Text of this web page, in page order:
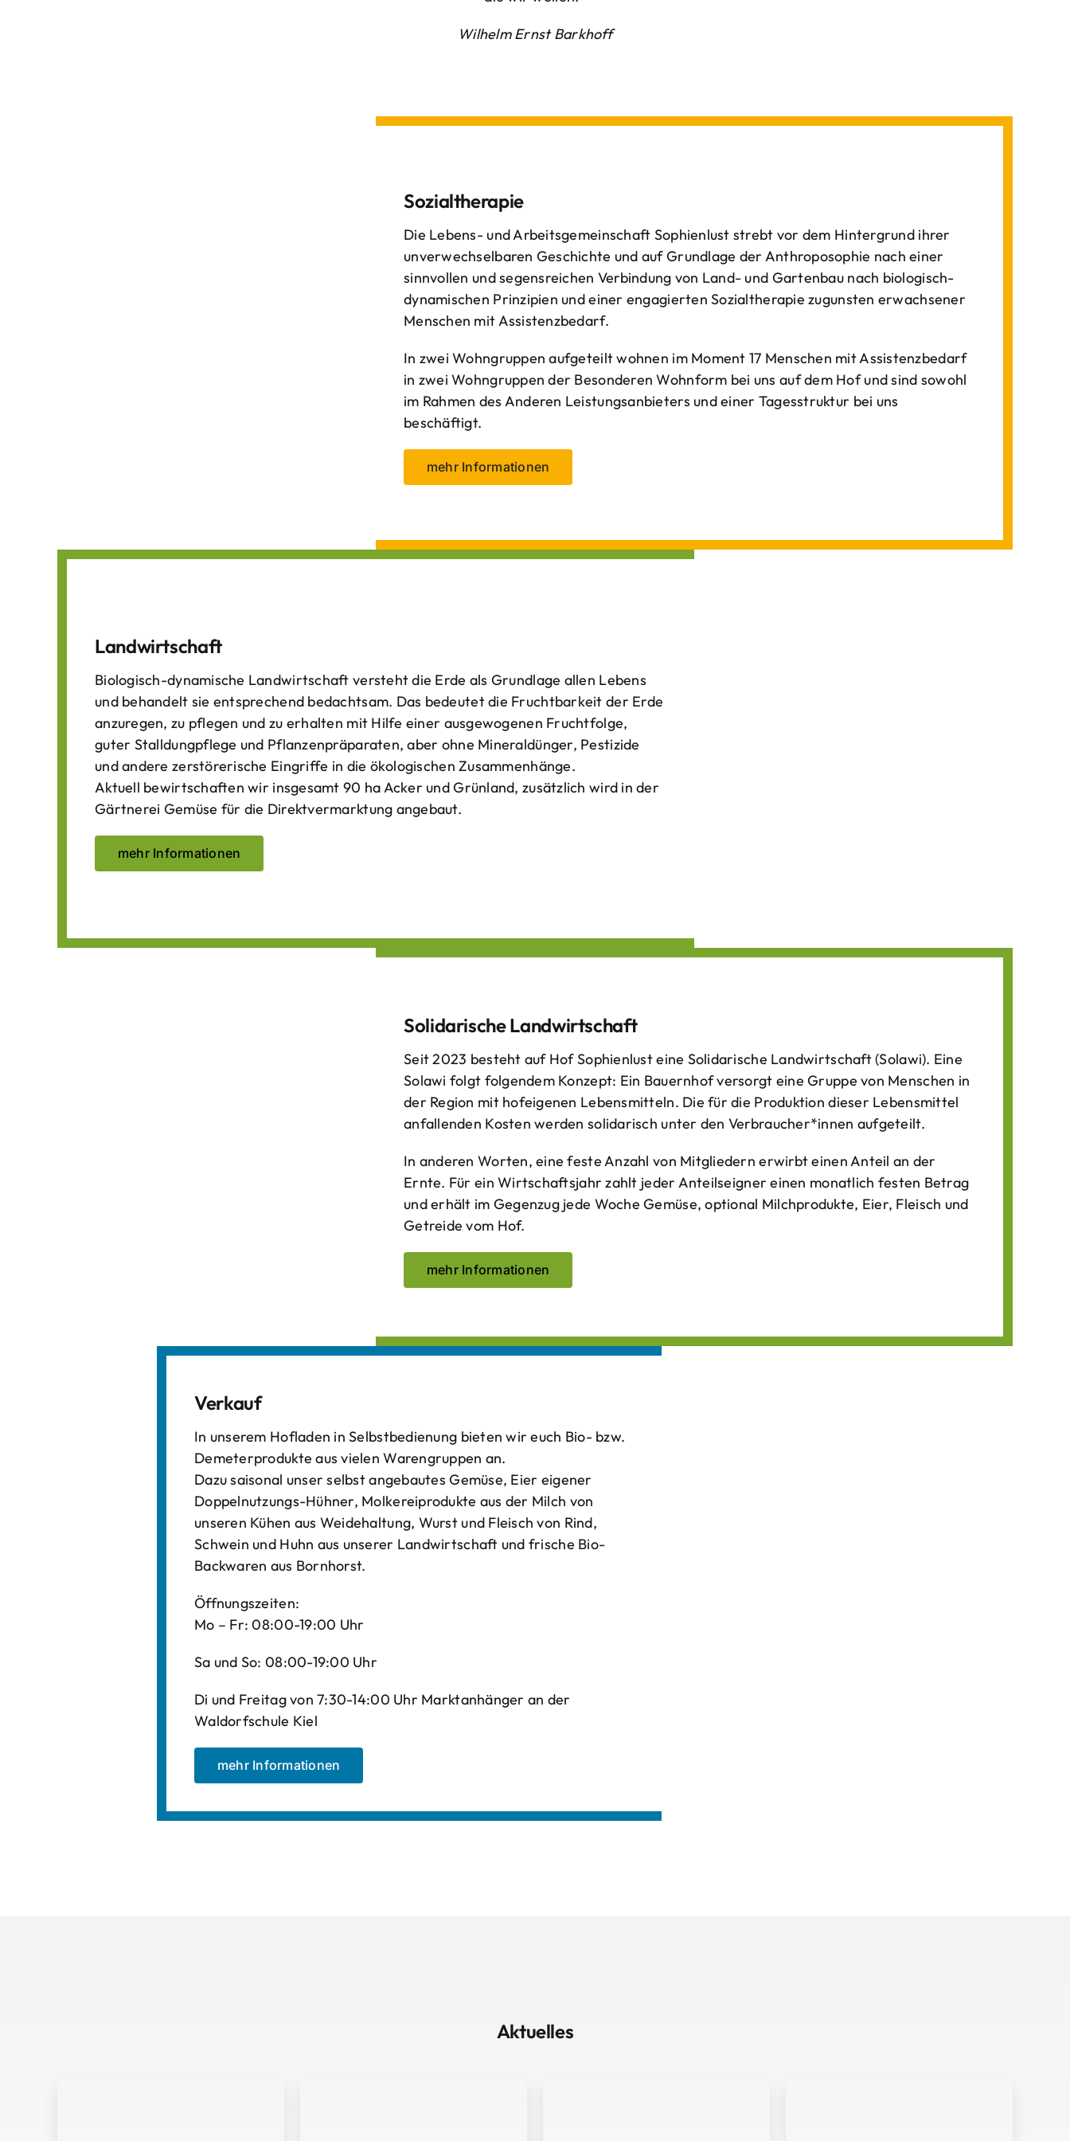
Wilhelm Ernst Barkhoff
Sozialtherapie
Die Lebens- und Arbeitsgemeinschaft Sophienlust strebt vor dem Hintergrund ihrer
unverwechselbaren Geschichte und auf Grundlage der Anthroposophie nach einer
sinnvollen und segensreichen Verbindung von Land- und Gartenbau nach biologisch-
dynamischen Prinzipien und einer engagierten Sozialtherapie zugunsten erwachsener
Menschen mit Assistenzbedarf.
In zwei Wohngruppen aufgeteilt wohnen im Moment 17 Menschen mit Assistenzbedarf
in zwei Wohngruppen der Besonderen Wohnform bei uns auf dem Hof und sind sowohl
im Rahmen des Anderen Leistungsanbieters und einer Tagesstruktur bei uns
beschäftigt.
mehr Informationen
Landwirtschaft
Biologisch-dynamische Landwirtschaft versteht die Erde als Grundlage allen Lebens
und behandelt sie entsprechend bedachtsam. Das bedeutet die Fruchtbarkeit der Erde
anzuregen, zu pflegen und zu erhalten mit Hilfe einer ausgewogenen Fruchtfolge,
guter Stalldungpflege und Pflanzenpräparaten, aber ohne Mineraldünger, Pestizide
und andere zerstörerische Eingriffe in die ökologischen Zusammenhänge.
Aktuell bewirtschaften wir insgesamt 90 ha Acker und Grünland, zusätzlich wird in der
Gärtnerei Gemüse für die Direktvermarktung angebaut.
mehr Informationen
Solidarische Landwirtschaft
Seit 2023 besteht auf Hof Sophienlust eine Solidarische Landwirtschaft (Solawi). Eine
Solawi folgt folgendem Konzept: Ein Bauern­hof versorgt eine Gruppe von Menschen in
der Region mit hof­eigenen Lebens­mitteln. Die für die Produktion dieser Lebens­mittel
anfallenden Kosten werden solidarisch unter den Verbraucher*­innen aufgeteilt.
In anderen Worten, eine feste Anzahl von Mitgliedern erwirbt einen Anteil an der
Ernte. Für ein Wirtschaftsjahr zahlt jeder Anteilseigner einen monatlich festen Betrag
und erhält im Gegenzug jede Woche Gemüse, optional Milchprodukte, Eier, Fleisch und
Getreide vom Hof.
mehr Informationen
Verkauf
In unserem Hofladen in Selbstbedienung bieten wir euch Bio- bzw.
Demeterprodukte aus vielen Warengruppen an.
Dazu saisonal unser selbst angebautes Gemüse, Eier eigener
Doppelnutzungs-Hühner, Molkereiprodukte aus der Milch von
unseren Kühen aus Weidehaltung, Wurst und Fleisch von Rind,
Schwein und Huhn aus unserer Landwirtschaft und frische Bio-
Backwaren aus Bornhorst.
Öffnungszeiten:
Mo – Fr: 08:00-19:00 Uhr
Sa und So: 08:00-19:00 Uhr
Di und Freitag von 7:30-14:00 Uhr Marktanhänger an der
Waldorfschule Kiel
mehr Informationen
Aktuelles